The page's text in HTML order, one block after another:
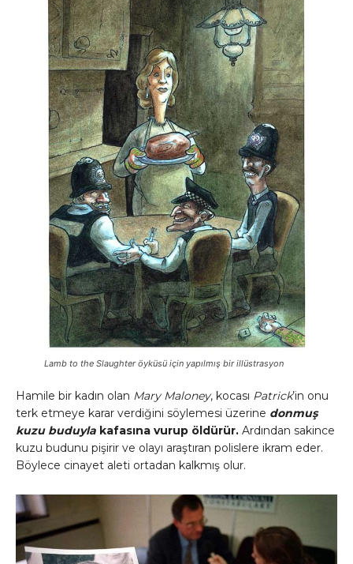
Lamb to the Slaughteröyküsü için yapılmış bir illüstrasyon
Hamile bir kadın olan Mary Maloney, kocası Patrick’in onu
terk etmeye karar verdiğini söylemesi üzerine donmuş
kuzu buduyla kafasına vurup öldürür. Ardından sakince
kuzu budunu pişirir ve olayı araştıran polislere ikram eder.
Böylece cinayet aleti ortadan kalkmış olur.